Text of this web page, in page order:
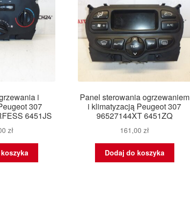
i
307
6451JS
zł
Panel sterowania ogrzewaniem
i klimatyzacją Peugeot 307
96527144XT 6451ZQ
161,00zł
Dodaj do koszyka